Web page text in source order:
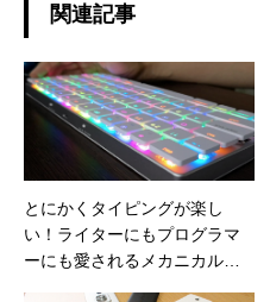
関連記事
とにかくタイピングが楽し
い！ライターにもプログラマ
ーにも愛されるメカニカルキ